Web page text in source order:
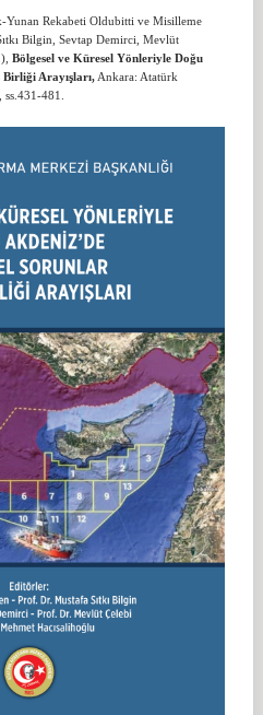
Yunan Rekabeti Oldubitti ve Misilleme
Bilgin, Sevtap Demirci, Mevlüt
Bölgesel ve Küresel Yönleriyle Doğu
Birliği Arayışları,Ankara: Atatürk
481.